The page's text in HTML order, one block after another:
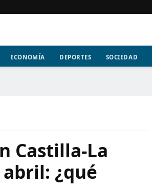
ECONOMÍA DEPORTES SOCIEDAD
Castilla-La
¿qué